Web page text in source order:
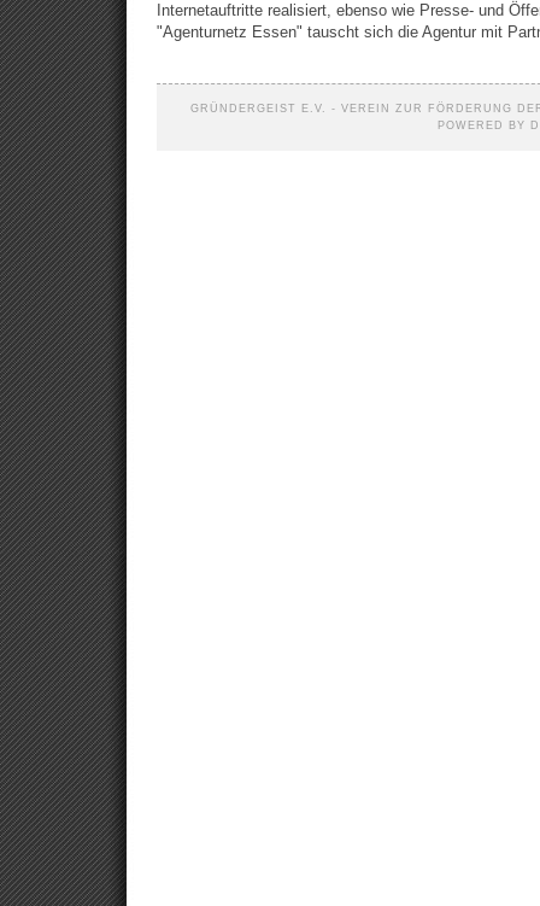
Internetauftritte realisiert, ebenso wie Presse- und
"Agenturnetz Essen" tauscht sich die Agentur mit
GRÜNDERGEIST E.V. - VEREIN ZUR FÖRDERUNG
POWERED BY